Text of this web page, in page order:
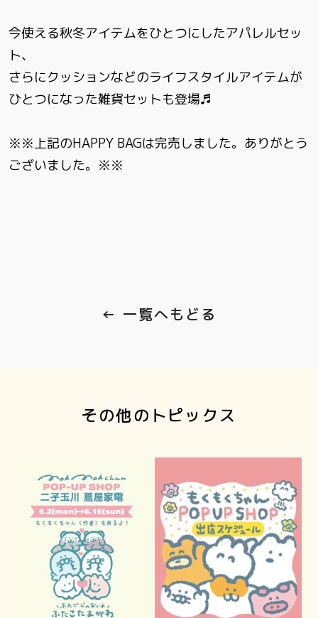
今使える秋冬アイテムをひとつにしたアパレルセッ
ト、
さらにクッションなどのライフスタイルアイテムが
ひとつになった雑貨セットも登場♬
※※上記のHAPPY BAGは完売しました。ありがとう
ございました。※※
← 一覧へもどる
その他のトピックス